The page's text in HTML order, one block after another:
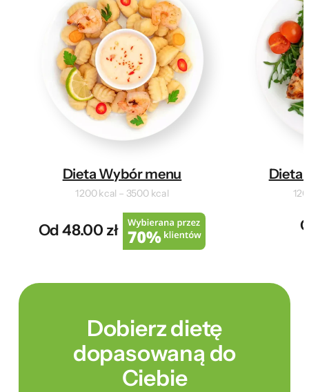
Dieta Wybór menu
1200 kcal – 3500 kcal
Od 48.00 zł
Dieta
Dobierz dietę
dopasowaną do
Ciebie